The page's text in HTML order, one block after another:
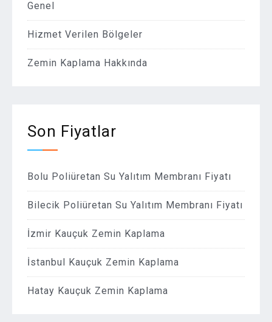
Genel
Hizmet Verilen Bölgeler
Zemin Kaplama Hakkında
Son Fiyatlar
Bolu Poliüretan Su Yalıtım Membranı Fiyatı
Bilecik Poliüretan Su Yalıtım Membranı Fiyatı
İzmir Kauçuk Zemin Kaplama
İstanbul Kauçuk Zemin Kaplama
Hatay Kauçuk Zemin Kaplama